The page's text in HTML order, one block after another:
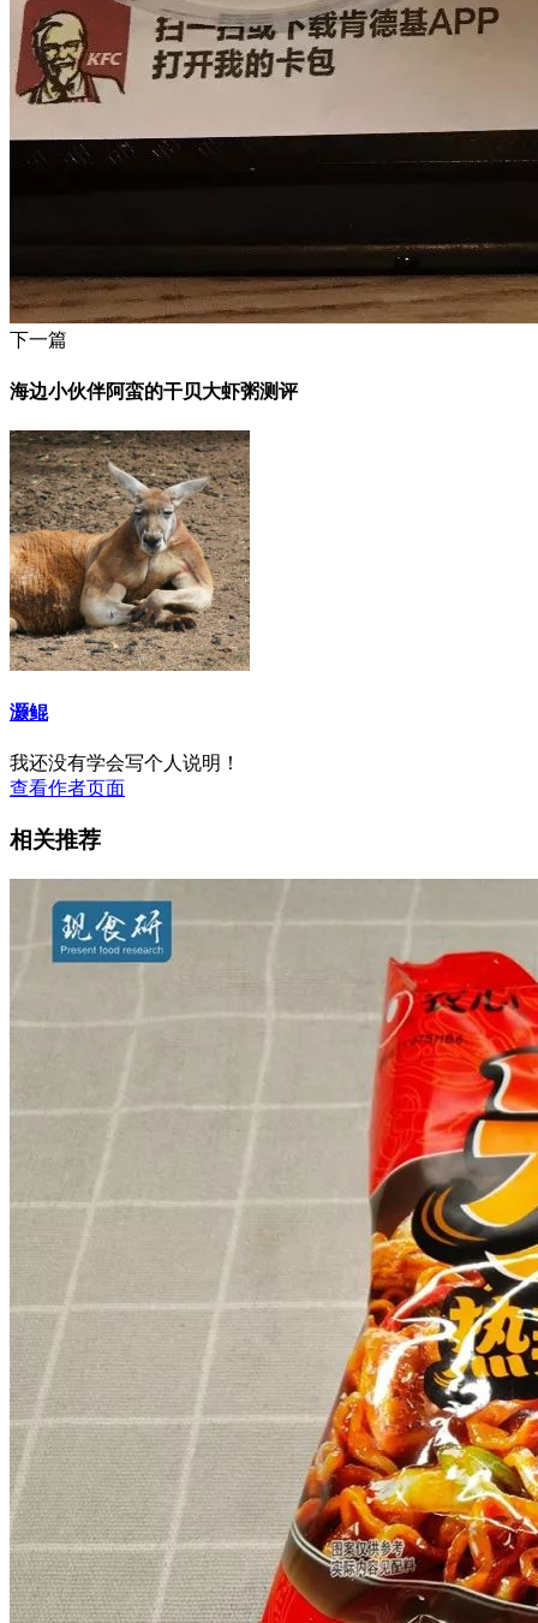
下一篇
海边小伙伴阿蛮的干贝大虾粥测评
灏鲲
我还没有学会写个人说明！
查看作者页面
相关推荐